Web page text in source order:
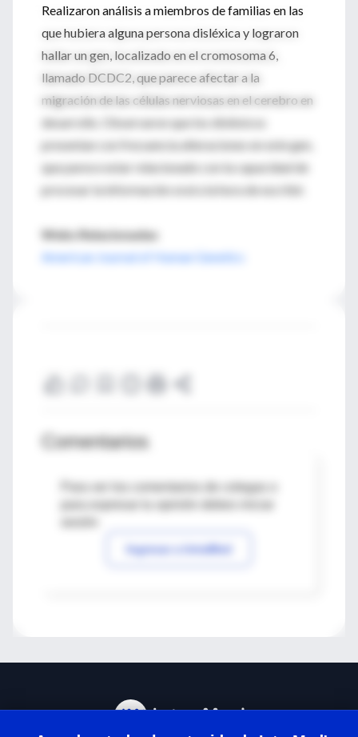
Realizaron análisis a miembros de familias en las
que hubiera alguna persona disléxica y lograron
hallar un gen, localizado en el cromosoma 6,
llamado DCDC2, que parece afectar a la
migración de las células nerviosas en el cerebro en
desarrollo. Observaron que los disléxicos
presentan con frecuencia alteraciones en este gen,
que parece estar relacionado con la capacidad de
procesar la información oral a la hora de escribir.
Webs Relacionadas
American Journal of Human Genetics
Comentarios
Para ver los comentarios de colegas o
Ingresar a IntraMed